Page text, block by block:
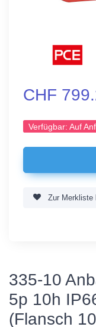
CHF
Verfügbar: Auf
Zur Merkliste
335-10
5p 10h
(Flansch